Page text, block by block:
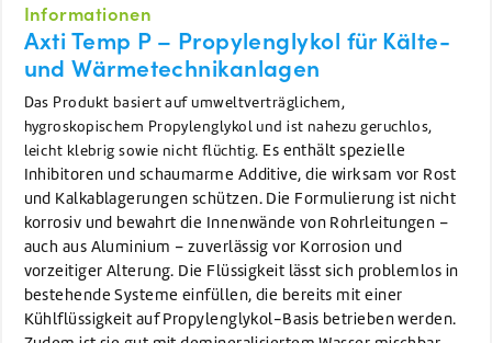
Informationen
Axti Temp P – Propylenglykol für Kälte-
und Wärmetechnikanlagen
Das Produkt basiert auf umweltverträglichem,
hygroskopischem Propylenglykol und ist nahezu geruchlos,
leicht klebrig sowie nicht flüchtig. Es enthält spezielle
Inhibitoren und schaumarme Additive, die wirksam vor Rost
und Kalkablagerungen schützen. Die Formulierung ist nicht
korrosiv und bewahrt die Innenwände von Rohrleitungen –
auch aus Aluminium – zuverlässig vor Korrosion und
vorzeitiger Alterung. Die Flüssigkeit lässt sich problemlos in
bestehende Systeme einfüllen, die bereits mit einer
Kühlflüssigkeit auf Propylenglykol-Basis betrieben werden.